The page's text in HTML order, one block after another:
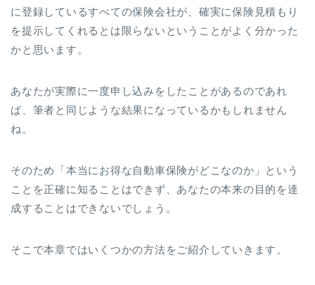
に登録しているすべての保険会社が、確実に保険見積もり
を提示してくれるとは限らないということがよく分かった
かと思います。
あなたが実際に一度申し込みをしたことがあるのであれ
ば、筆者と同じような結果になっているかもしれません
ね。
そのため「本当にお得な自動車保険がどこなのか」という
ことを正確に知ることはできず、あなたの本来の目的を達
成することはできないでしょう。
そこで本章ではいくつかの方法をご紹介していきます。